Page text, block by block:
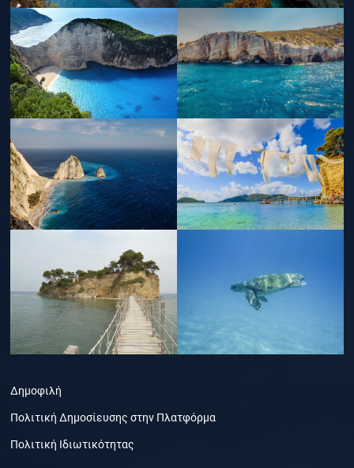
Δημοφιλή
Πολιτική Δημοσίευσης στην Πλατφόρμα
Πολιτική Ιδιωτικότητας